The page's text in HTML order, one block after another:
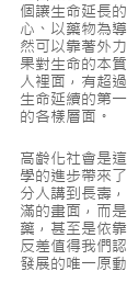
個讓生命延長
心、以藥物為
然可以靠著外
果對生命的本
人裡面，有超
生命延續的第
的各樣層面。
高齡化社會是
學的進步帶來
分人講到長壽
滿的畫面，而
藥，甚至是依
反差值得我們
發展的唯一原